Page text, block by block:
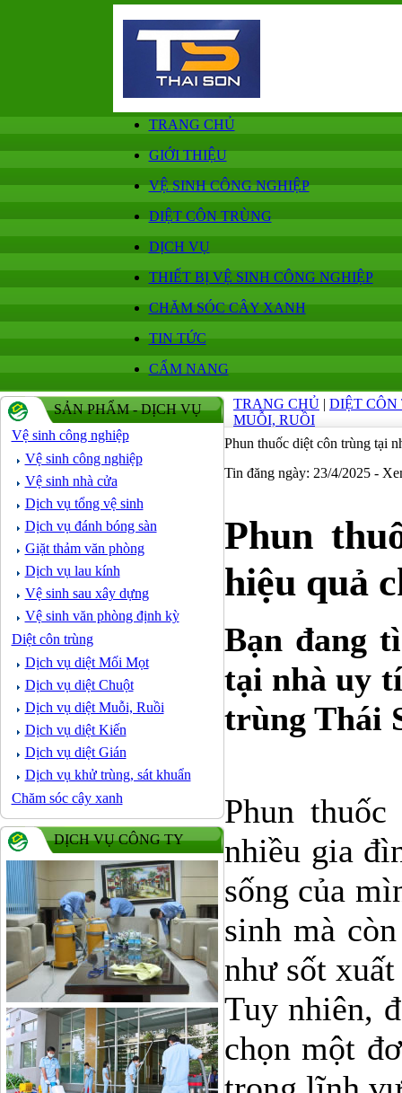
TRANG CHỦ
GIỚI THIỆU
VỆ SINH CÔNG NGHIỆP
DIỆT CÔN TRÙNG
DỊCH VỤ
THIẾT BỊ VỆ SINH CÔNG NGHIỆP
CHĂM SÓC CÂY XANH
TIN TỨC
CẨM NANG
SẢN PHẨM - DỊCH VỤ
Vệ sinh công nghiệp
Vệ sinh công nghiệp
Vệ sinh nhà cửa
Dịch vụ tổng vệ sinh
Dịch vụ đánh bóng sàn
Giặt thảm văn phòng
Dịch vụ lau kính
Vệ sinh sau xây dựng
Vệ sinh văn phòng định kỳ
Diệt côn trùng
Dịch vụ diệt Mối Mọt
Dịch vụ diệt Chuột
Dịch vụ diệt Muỗi, Ruồi
Dịch vụ diệt Kiến
Dịch vụ diệt Gián
Dịch vụ khử trùng, sát khuẩn
Chăm sóc cây xanh
DỊCH VỤ CÔNG TY
TRANG CHỦ | DIỆT CÔN
MUỖI, RUỒI
Phun thuốc diệt côn trùng tại
Tin đăng ngày: 23/4/2025 -
Phun
hiệu quả
Bạn đang
tại nhà uy
trùng Thái
Phun
nhiều gia
sống của
sinh mà
như sốt
Tuy nhiên,
chọn một